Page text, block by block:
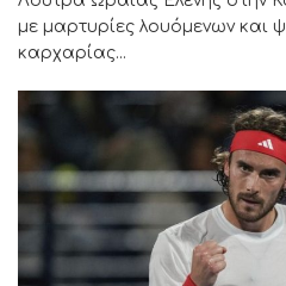
με μαρτυρίες λουόμενων και
καρχαρίας...